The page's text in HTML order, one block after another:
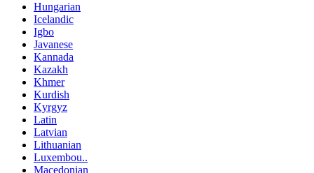
Hungarian
Icelandic
Igbo
Javanese
Kannada
Kazakh
Khmer
Kurdish
Kyrgyz
Latin
Latvian
Lithuanian
Luxembou..
Macedonian